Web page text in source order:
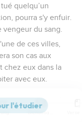
quelqu’un
pourra s'y enfuir.
du sang.
de ces villes,
son cas aux
chez eux dans la
avec eux.
c'est sans le